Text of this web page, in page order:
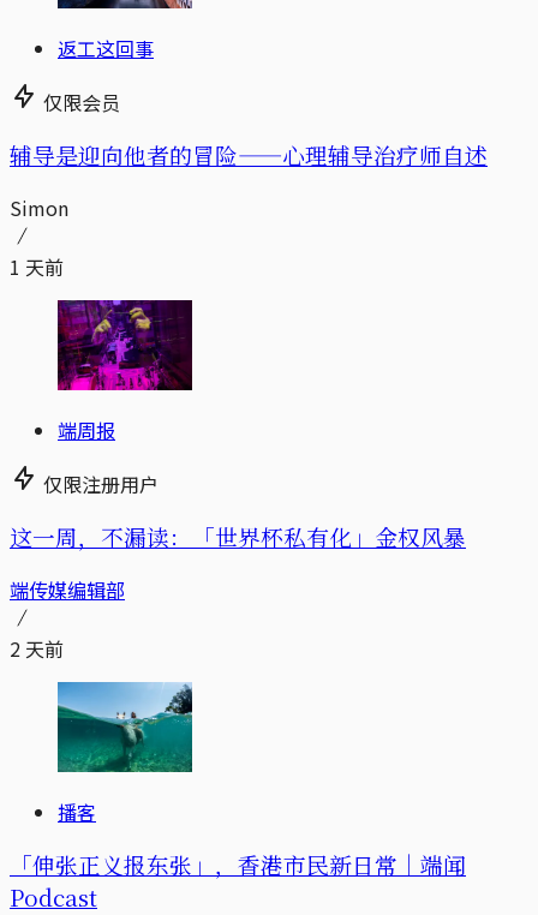
返工这回事
仅限会员
辅导是迎向他者的冒险——心理辅导治疗师自述
Simon
1 天前
端周报
仅限注册用户
这一周，不漏读：「世界杯私有化」金权风暴
端传媒编辑部
2 天前
播客
「伸张正义报东张」，香港市民新日常｜端闻
Podcast